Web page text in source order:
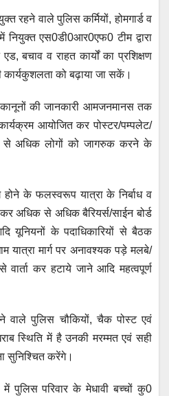
रहने वाले पुलिस कर्मियों, होमगार्ड व
एस0डी0आर0एफ0 टीम द्वारा
बचाव व राहत कार्यों का प्रशिक्षण
कार्यकुशलता को बढ़ाया जा सकें।
की जानकारी आमजनमानस तक
आयोजित कर पोस्टर/पम्पलेट/
से अधिक लोगों को जागरुक करने के
होने के फलस्वरूप यात्रा के निर्बाध व
अधिक से अधिक बैरियर्स/साईन बोर्ड
यूनियनों के पदाधिकारियों से बैठक
यात्रा मार्ग पर अनावश्यक पड़े मलबे/
वार्ता कर हटाये जाने आदि महत्वपूर्ण
वाले पुलिस चौकियों, चैक पोस्ट एवं
स्थिति में है उनकी मरम्मत एवं सही
सुनिश्चित करेंगे।
में पुलिस परिवार के मेधावी बच्चों कु0